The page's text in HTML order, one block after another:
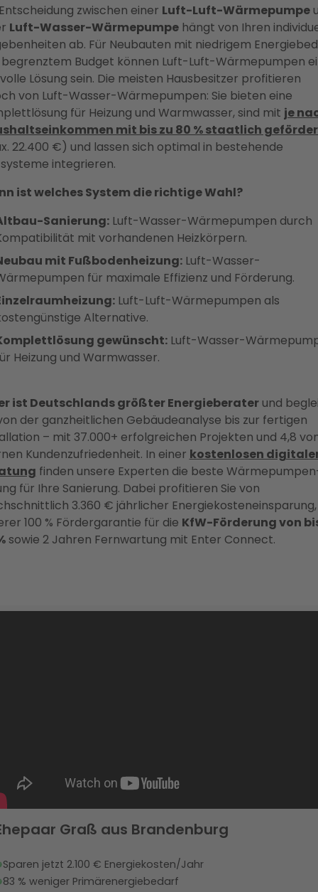
zwischen einer Luft-Luft-Wärmepumpe
Luft-Wasser-Wärmepumpehängt von Ihren
ab. Für Neubauten mit niedrigem
Budget können Luft-Luft-Wärmepumpen
Lösung sein. Die meisten Hausbesitzer profitieren
von Luft-Wasser-Wärmepumpen: Sie bieten eine
für Heizung und Warmwasser, sind mit je
mit bis zu 80 % staatlich
22.400 €) und lassen sich optimal in bestehende
integrieren.
ist welches System die richtige Wahl?
Sanierung:Luft-Wasser-Wärmepumpen durch
mit vorhandenen Heizkörpern.
mit Fußbodenheizung:Luft-Wasser-
für maximale Effizienz und Förderung.
Luft-Luft-Wärmepumpen als
Alternative.
gewünscht:Luft-Wasser-
Heizung und Warmwasser.
ist Deutschlands größter Energieberaterund
der ganzheitlichen Gebäudeanalyse bis zur fertigen
– mit 37.000+ erfolgreichen Projekten und 4,8
Kundenzufriedenheit. In einer kostenlosen
finden unsere Experten die beste
für Ihre Sanierung. Dabei profitieren Sie von
3.360 € jährlicher Energiekosteneinsparung,
100 % Fördergarantie für die KfW-Förderung von
sowie 2 Jahren Fernwartung mit Enter Connect.
Graß aus Brandenburg
Sparen jetzt 2.100 € Energiekosten/Jahr
83 % weniger Primärenergiebedarf